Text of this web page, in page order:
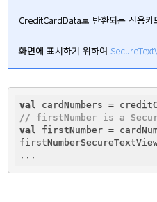
CreditCardData로 반환되는 신용
화면에 표시하기 위하여
val
// firstNumber is a
val firstNumber =